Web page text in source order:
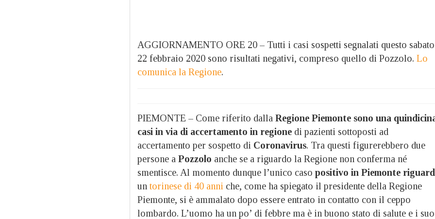
AGGIORNAMENTO ORE 20 – Tutti i casi sospetti segnalati questo sabato
22 febbraio 2020 sono risultati negativi, compreso quello di Pozzolo. Lo
comunica la Regione.
PIEMONTE – Come riferito dalla Regione Piemonte sono una
casi in via di accertamento in regione di pazienti sottoposti ad
accertamento per sospetto di Coronavirus. Tra questi figurerebbero due
persone a Pozzolo anche se a riguardo la Regione non conferma né
smentisce. Al momento dunque l’unico caso positivo in Piemonte
un torinese di 40 anni che, come ha spiegato il presidente della Regione
Piemonte, si è ammalato dopo essere entrato in contatto con il ceppo
lombardo. L’uomo ha un po’ di febbre ma è in buono stato di salute e i